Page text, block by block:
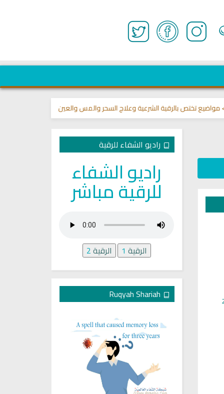
قناة وشفاء لما فيبالرقية الشرعية وعلاج السحر والمس والعين 🌾
راديو الشفاء للرقية
راديو الشفاء
للرقية مباشر
الرقية 1 الرقية2